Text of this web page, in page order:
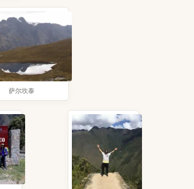
萨尔坎泰